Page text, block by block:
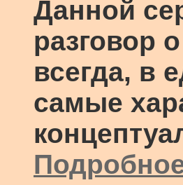
Данной
разговор
всегда, в
самые